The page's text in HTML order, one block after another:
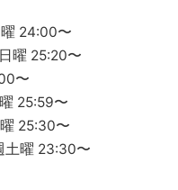
24:00〜
曜 25:20〜
〜
25:59〜
25:30〜
土曜 23:30〜